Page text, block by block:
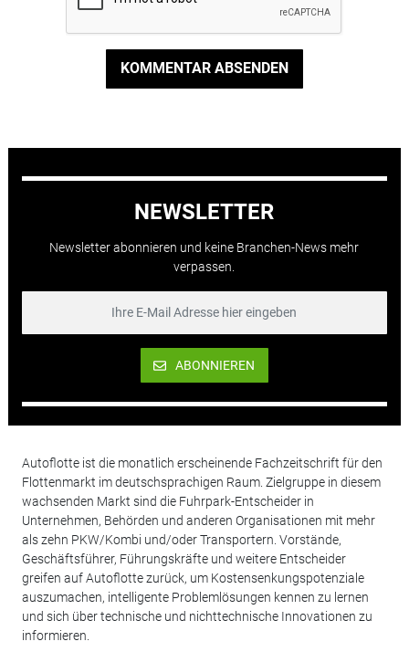
KOMMENTAR ABSENDEN
NEWSLETTER
Newsletter abonnieren und keine Branchen-News mehr
verpassen.
ABONNIEREN
Autoflotte ist die monatlich erscheinende Fachzeitschrift für den
Flottenmarkt im deutschsprachigen Raum. Zielgruppe in diesem
wachsenden Markt sind die Fuhrpark-Entscheider in
Unternehmen, Behörden und anderen Organisationen mit mehr
als zehn PKW/Kombi und/oder Transportern. Vorstände,
Geschäftsführer, Führungskräfte und weitere Entscheider
greifen auf Autoflotte zurück, um Kostensenkungspotenziale
auszumachen, intelligente Problemlösungen kennen zu lernen
und sich über technische und nichttechnische Innovationen zu
informieren.